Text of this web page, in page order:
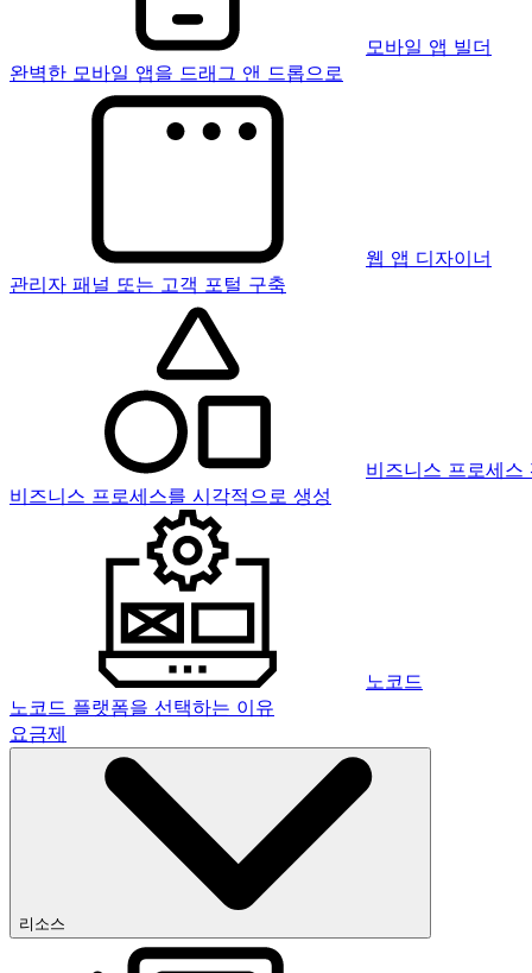
모바일 앱 빌더
완벽한 모바일 앱을 드래그 앤 드롭으로
웹 앱 디자이너
관리자 패널 또는 고객 포털 구축
비즈니스 프로세스
비즈니스 프로세스를 시각적으로 생성
노코드
노코드 플랫폼을 선택하는 이유
요금제
리소스